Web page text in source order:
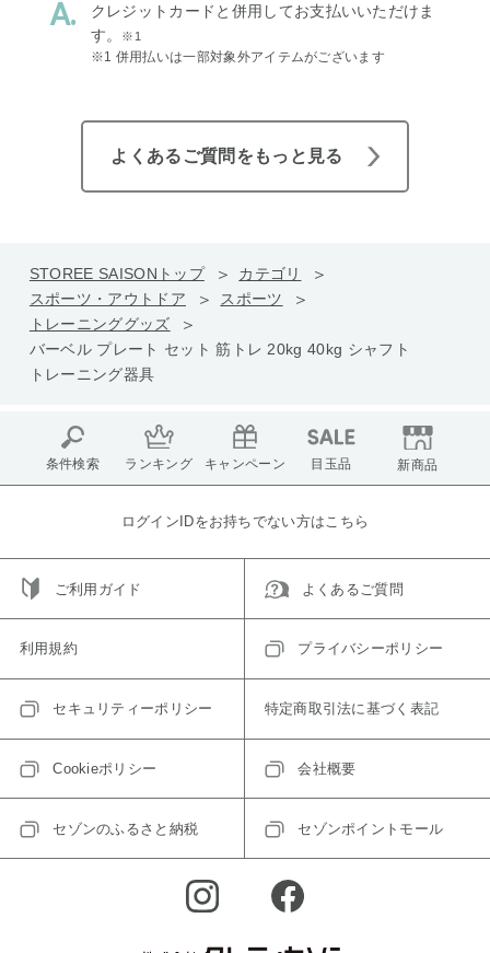
クレジットカードと併用してお支払いいただけま
す。
※1
※1 併用払いは一部対象外アイテムがございます
よくあるご質問をもっと見る
STOREE SAISONトップ
カテゴリ
スポーツ・アウトドア
スポーツ
トレーニンググッズ
バーベル プレート セット 筋トレ 20kg 40kg シャフト
トレーニング器具
条件検索 ランキング キャンペーン 目玉品 新商品
ログインIDをお持ちでない方はこちら
ご利用ガイド よくあるご質問
利用規約 プライバシーポリシー
セキュリティーポリシー 特定商取引法に基づく表記
Cookieポリシー 会社概要
セゾンのふるさと納税 セゾンポイントモール